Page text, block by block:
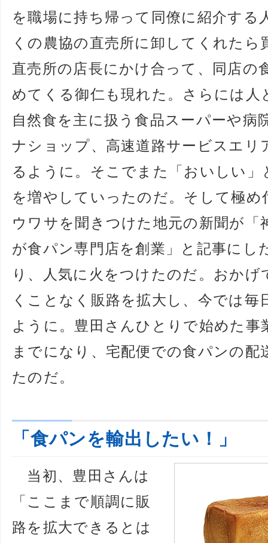
を職場に持ち帰って同僚に紹介する
くの農協の直売所に卸してくれた
直売所の店長にかけ合って、同店の
めてくる御仁も現れた。さらには人
自然食を主に扱う食品スーパーや病
ナショップ、高速道路サービスエリ
るように。そこでまた「おいしい
を増やしていったのだ。そして極
ウワサを聞きつけた地元の新聞が
が食パン専門店を創業」と記事にし
り、人気に火をつけたのだ。おか
くことなく販路を拡大し、今では毎
ように。豊田さんひとりで始めた
までになり、宅配便での食パンの
たのだ。
「食パンを輸出したい！」
当初、豊田さんは
「ここまで順調に販
路を拡大できるとは